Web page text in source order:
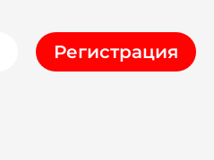
Регистрация